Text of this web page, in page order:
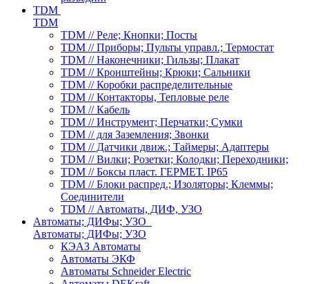
TDM
TDM
TDM // Реле; Кнопки; Посты
TDM // Приборы; Пульты управл.; Термостат
TDM // Наконечники; Гильзы; Плакат
TDM // Кронштейны; Крюки; Сальники
TDM // Коробки распределительные
TDM // Контакторы, Тепловые реле
TDM // Кабель
TDM // Инструмент; Перчатки; Сумки
TDM // для Заземления; Звонки
TDM // Датчики движ.; Таймеры; Адаптеры
TDM // Вилки; Розетки; Колодки; Переходники;
TDM // Боксы пласт. ГЕРМЕТ. IP65
TDM // Блоки распред.; Изоляторы; Клеммы;
Соединители
TDM // Автоматы, ДИФ, УЗО
Автоматы; ДИФы; УЗО
Автоматы; ДИФы; УЗО
КЭАЗ Автоматы
Автоматы ЭКФ
Автоматы Schneider Electric